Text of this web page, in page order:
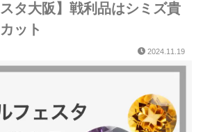
スタ大阪】戦利品はシミズ貴
ット
2024.11.19